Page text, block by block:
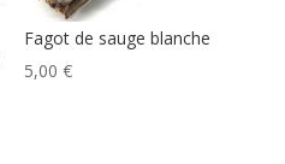
Fagot de sauge blanche
5,00€